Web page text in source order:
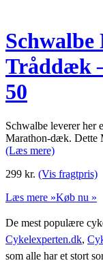
Tråddæk
50
Schwalbe leverer her
Marathon-dæk. Dette
(Læs mere)
299 kr. (Vis fragtpris)
Læs mere »Køb nu »
De mest populære
Cykelexperten.dk,
som alle har et stort